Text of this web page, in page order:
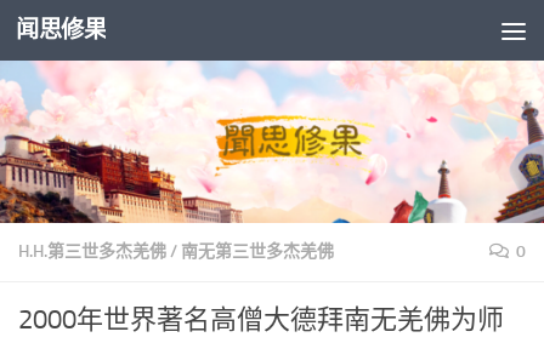
Skip to content
闻思修果
H.H.第三世多杰羌佛/ 南无第三世多杰羌佛 0
2000年世界著名高僧大德拜南无羌佛为师